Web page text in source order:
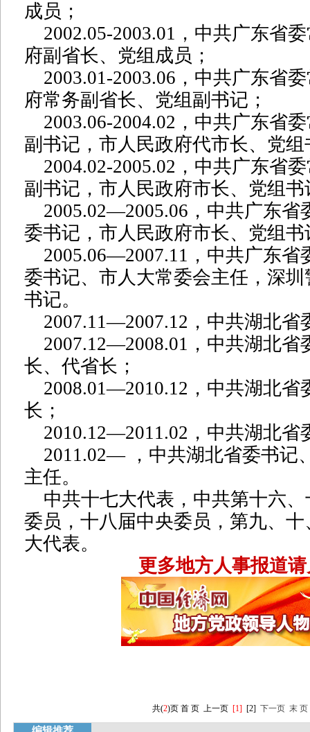
成员；
2002.05-2003.01，中共广东省
府副省长、党组成员；
2003.01-2003.06，中共广东省
府常务副省长、党组副书记；
2003.06-2004.02，中共广东省
副书记，市人民政府代市长、党组
2004.02-2005.02，中共广东省
副书记，市人民政府市长、党组书
2005.02—2005.06，中共广东省
委书记，市人民政府市长、党组书
2005.06—2007.11，中共广东省
委书记、市人大常委会主任，深
书记。
2007.11—2007.12，中共湖北省
2007.12—2008.01，中共湖北省
长、代省长；
2008.01—2010.12，中共湖北省
长；
2010.12—2011.02，中共湖北省
2011.02— ，中共湖北省委书记
主任。
中共十七大代表，中共第十六、
委员，十八届中央委员，第九、
大代表。
更多地方人事报道
共(2)页 首 页 上一页 [1] [2] 下一页 末 页